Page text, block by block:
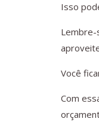
Isso
Lembre-
Você
Com